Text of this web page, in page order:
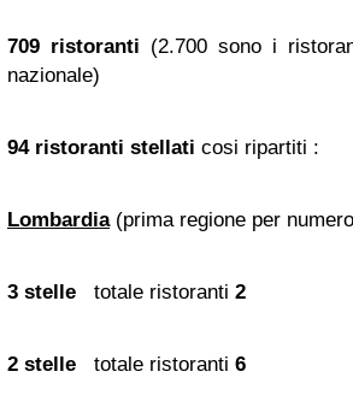
709 ristoranti (2.700 sono i
nazionale)
94 ristoranti stellati cosi ripartiti :
Lombardia (prima regione per
3 stelle totale ristoranti 2
2 stelle totale ristoranti 6